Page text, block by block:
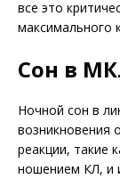
все это
максимального
Сон в
Ночной сон в
возникновения
реакции, такие
ношением КЛ, и